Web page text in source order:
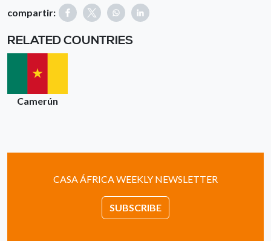
compartir:
RELATED COUNTRIES
Camerún
CASA ÁFRICA WEEKLY NEWSLETTER
SUBSCRIBE